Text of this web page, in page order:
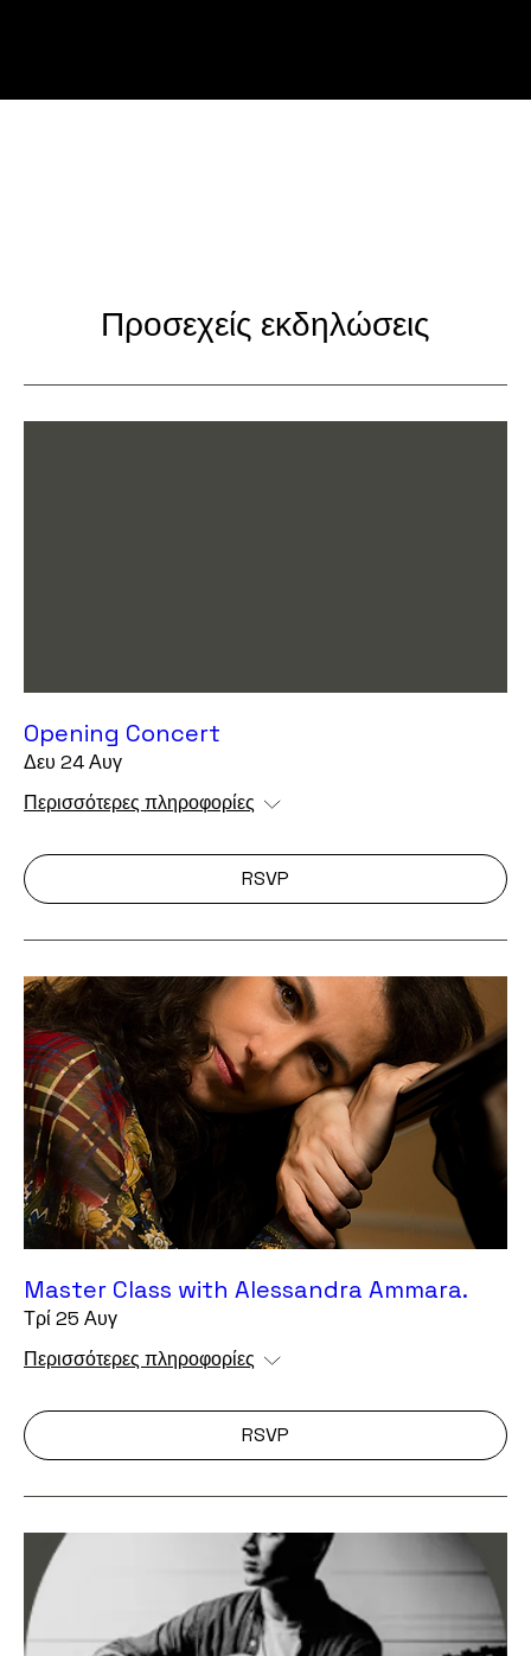
Προσεχείς εκδηλώσεις
Opening Concert
Δευ 24 Αυγ
Περισσότερες πληροφορίες
RSVP
Master Class with Alessandra Ammara.
Τρί 25 Αυγ
Περισσότερες πληροφορίες
RSVP